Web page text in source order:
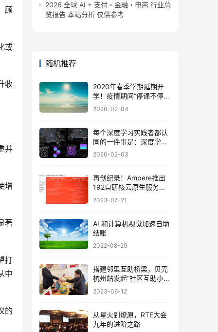
顾
或
收
并
增
著
打
中
的
2026 全球 AI + 支付・金融・电商 行业总
览报告 本站分析 仅供参考
随机推荐
2020年春季学期延期开
学！疫情期间“停课不停
学”！
2020-02-04
每个深度学习实践者都认
同的一件事是：深度学习
模型数据低效！
2020-02-03
再创纪录！Ampere推出
192自研核云原生服务器
CPU
2023-07-21
AI 和计算机视觉加速自助
结账
2022-08-29
搭建邻里互助桥梁，贝壳
杭州站发起“社区互助小蓝
箱”暖心活动
2023-06-12
从星火到燎原，RTE大会
九年的进阶之路